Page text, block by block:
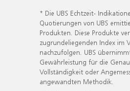
* Die UBS Echtzeit-
Quotierungen von UBS
Produkten. Diese Produkte
zugrundeliegenden Index im
nachzufolgen. UBS
Gewährleistung für die
Vollständigkeit oder
angewandten Methodik.